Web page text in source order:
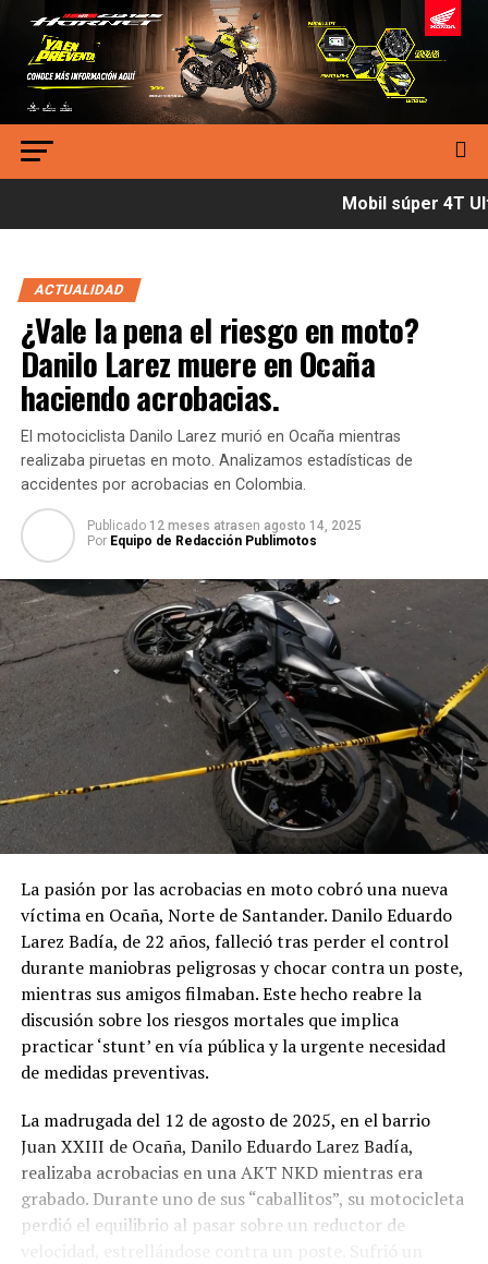
Mobil súper 4T
ACTUALIDAD
¿Vale la pena el riesgo en moto?
Danilo Larez muere en Ocaña
haciendo acrobacias.
El motociclista Danilo Larez murió en Ocaña mientras
realizaba piruetas en moto. Analizamos estadísticas de
accidentes por acrobacias en Colombia.
Publicado 12 meses atrasen agosto 14, 2025
Por Equipo de Redacción Publimotos
La pasión por las acrobacias en moto cobró una nueva
víctima en Ocaña, Norte de Santander. Danilo Eduardo
Larez Badía, de 22 años, falleció tras perder el control
durante maniobras peligrosas y chocar contra un poste,
mientras sus amigos filmaban. Este hecho reabre la
discusión sobre los riesgos mortales que implica
practicar ‘stunt’ en vía pública y la urgente necesidad
de medidas preventivas.
La madrugada del 12 de agosto de 2025, en el barrio
Juan XXIII de Ocaña, Danilo Eduardo Larez Badía,
realizaba acrobacias en una AKT NKD mientras era
grabado. Durante uno de sus “caballitos”, su motocicleta
perdió el equilibrio al pasar sobre un reductor de